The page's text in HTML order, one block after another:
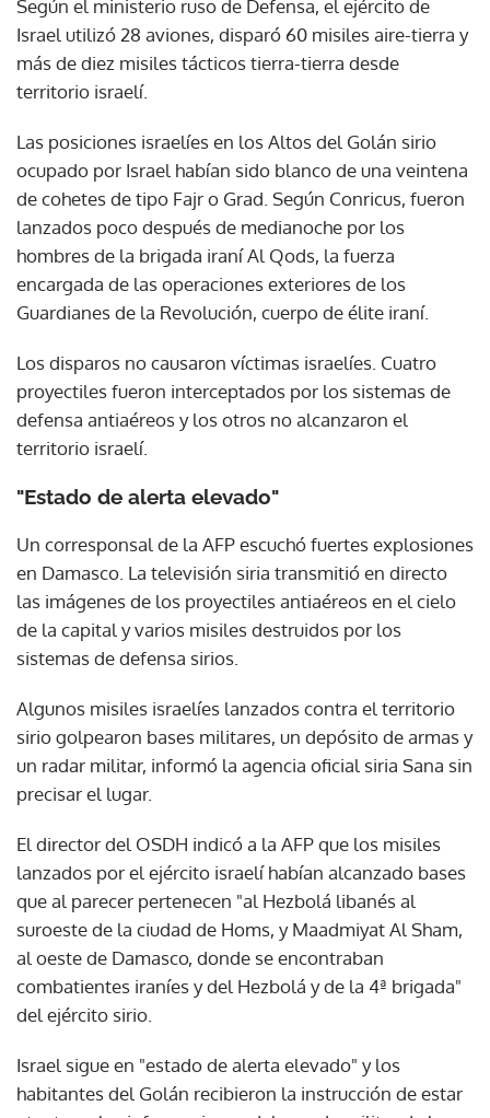
Según el ministerio ruso de Defensa, el ejército de
Israel utilizó 28 aviones, disparó 60 misiles aire-tierra y
más de diez misiles tácticos tierra-tierra desde
territorio israelí.
Las posiciones israelíes en los Altos del Golán sirio
ocupado por Israel habían sido blanco de una veintena
de cohetes de tipo Fajr o Grad. Según Conricus, fueron
lanzados poco después de medianoche por los
hombres de la brigada iraní Al Qods, la fuerza
encargada de las operaciones exteriores de los
Guardianes de la Revolución, cuerpo de élite iraní.
Los disparos no causaron víctimas israelíes. Cuatro
proyectiles fueron interceptados por los sistemas de
defensa antiaéreos y los otros no alcanzaron el
territorio israelí.
"Estado de alerta elevado"
Un corresponsal de la AFP escuchó fuertes explosiones
en Damasco. La televisión siria transmitió en directo
las imágenes de los proyectiles antiaéreos en el cielo
de la capital y varios misiles destruidos por los
sistemas de defensa sirios.
Algunos misiles israelíes lanzados contra el territorio
sirio golpearon bases militares, un depósito de armas y
un radar militar, informó la agencia oficial siria Sana sin
precisar el lugar.
El director del OSDH indicó a la AFP que los misiles
lanzados por el ejército israelí habían alcanzado bases
que al parecer pertenecen "al Hezbolá libanés al
suroeste de la ciudad de Homs, y Maadmiyat Al Sham,
al oeste de Damasco, donde se encontraban
combatientes iraníes y del Hezbolá y de la 4ª brigada"
del ejército sirio.
Israel sigue en "estado de alerta elevado" y los
habitantes del Golán recibieron la instrucción de estar